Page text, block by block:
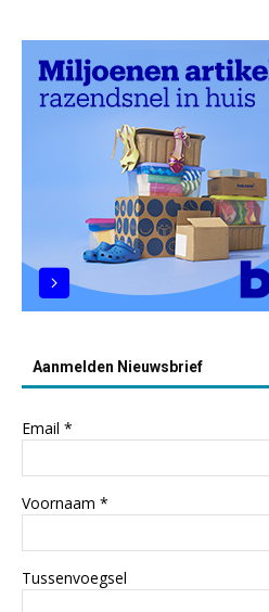
Aanmelden Nieuwsbrief
Email *
Voornaam *
Tussenvoegsel